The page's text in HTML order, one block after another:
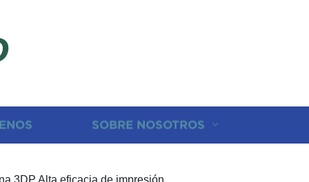
SOBRE NOSOTROS
3DP Alta eficacia de impresión